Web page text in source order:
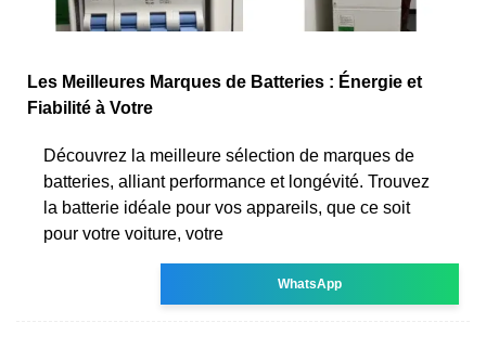
Les Meilleures Marques de Batteries : Énergie et
Fiabilité à Votre
Découvrez la meilleure sélection de marques de
batteries, alliant performance et longévité. Trouvez
la batterie idéale pour vos appareils, que ce soit
pour votre voiture, votre
WhatsApp